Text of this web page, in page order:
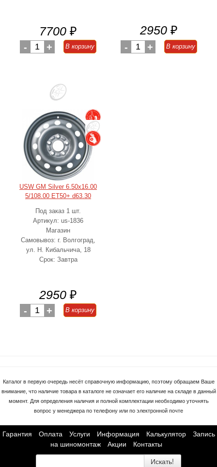
7700 ₽
- 1 + В корзину
2950 ₽
- 1 + В корзину
USW GM Silver 6.50x16.00
5/108.00 ET50+ d63.30
Под заказ 1 шт.
Артикул: us-1836
Магазин
Самовывоз: г. Волгоград,
ул. Н. Кибальчича, 18
Срок: Завтра
2950 ₽
- 1 + В корзину
Каталог в первую очередь несёт справочную информацию, поэтому обращаем Ваше
внимание, что наличие товара в каталоге не означает его наличие на складе в данный
момент. Для определения наличия и полной комплектации необходимо уточнять
вопрос у менеджера по телефону или по электронной почте
Гарантия Оплата Услуги Информация Калькулятор
Запись
на шиномонтаж
Акции Контакты
Искать!